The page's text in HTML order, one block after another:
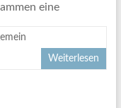
eine
Weiterlesen